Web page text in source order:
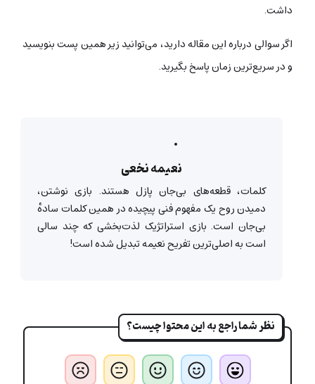
داشت.
اگر سوالی درباره این مقاله دارید، می‌توانید زیر همین پست بنویسید
و در سریع‌ترین زمان پاسخ بگیرید.
نعیمه نخعی
کلمات، قطعه‌های بی‌جان پازل هستند. بازی نوشتن،
دمیدن روح یک مفهوم فنی پیچیده در همین کلمات سادهٔ
بی‌جان است. بازی استراتژیک لذت‌بخشی که چند سالی
است به اصلی‌ترین تفریح نعیمه تبدیل شده است!
نظر شما راجع به این محتوا چیست؟